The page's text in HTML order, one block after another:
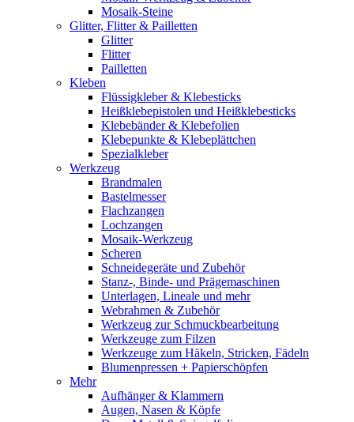
Mosaik-Steine
Glitter, Flitter & Pailletten
Glitter
Flitter
Pailletten
Kleben
Flüssigkleber & Klebesticks
Heißklebepistolen und Heißklebesticks
Klebebänder & Klebefolien
Klebepunkte & Klebeplättchen
Spezialkleber
Werkzeug
Brandmalen
Bastelmesser
Flachzangen
Lochzangen
Mosaik-Werkzeug
Scheren
Schneidegeräte und Zubehör
Stanz-, Binde- und Prägemaschinen
Unterlagen, Lineale und mehr
Webrahmen & Zubehör
Werkzeug zur Schmuckbearbeitung
Werkzeuge zum Filzen
Werkzeuge zum Häkeln, Stricken, Fädeln
Blumenpressen + Papierschöpfen
Mehr
Aufhänger & Klammern
Augen, Nasen & Köpfe